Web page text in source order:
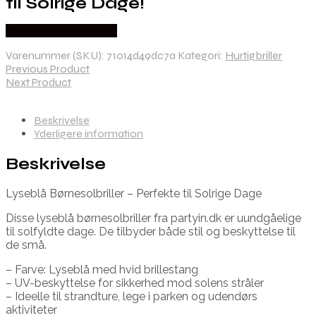
Varenummer (SKU): 71014d49dc7a Kategori: Hurtigbriller
Previous Product
Next Product
Beskrivelse
Yderligere information
Beskrivelse
Lyseblå Børnesolbriller – Perfekte til Solrige Dage
Disse lyseblå børnesolbriller fra partyin.dk er uundgåelige
til solfyldte dage. De tilbyder både stil og beskyttelse til
de små.
– Farve: Lyseblå med hvid brillestang
– UV-beskyttelse for sikkerhed mod solens stråler
– Ideelle til strandture, lege i parken og udendørs
aktiviteter